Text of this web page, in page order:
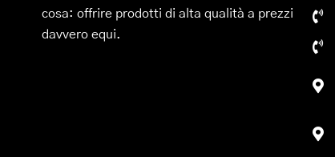
cosa: offrire prodotti di alta qualità a prezzi
davvero equi.